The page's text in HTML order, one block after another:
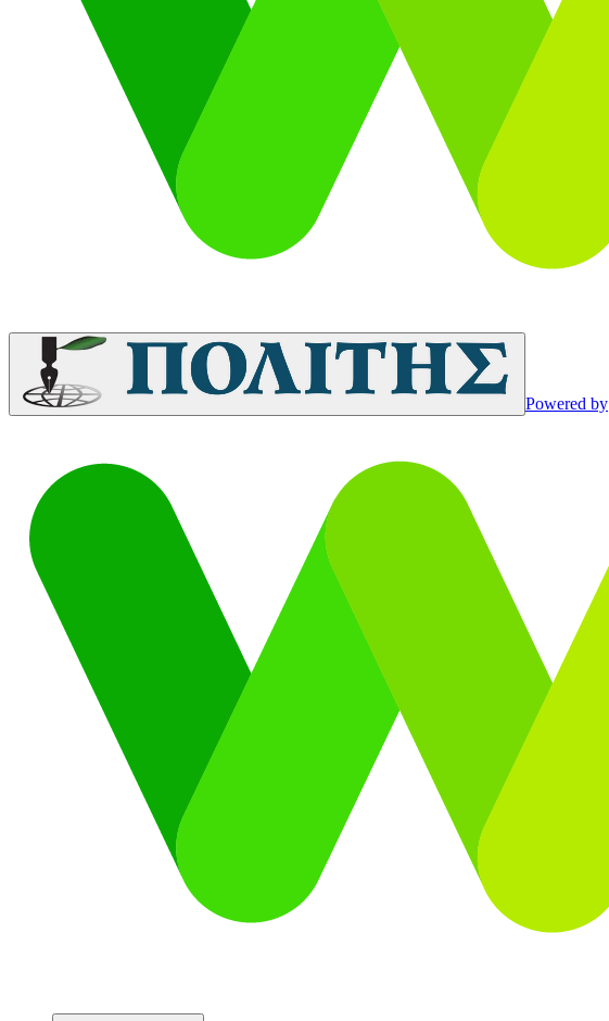
Powered by